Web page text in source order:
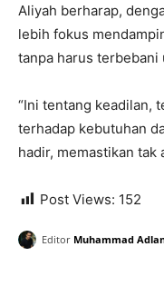
Aliyah berharap,
lebih fokus
tanpa harus terbebani
“Ini tentang keadilan,
terhadap kebutuhan
hadir, memastikan tak
Post Views: 152
Editor Muhammad